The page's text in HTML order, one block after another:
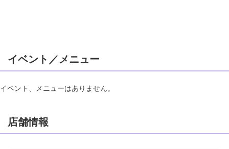
イベント／メニュー
イベント、メニューはありません。
店舗情報